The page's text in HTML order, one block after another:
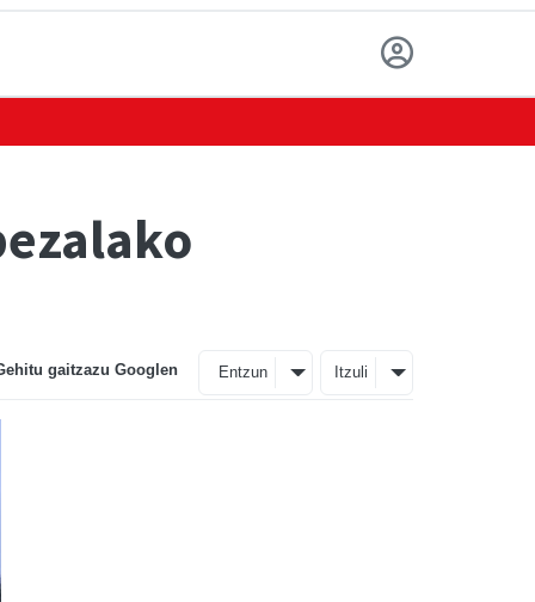
gaitzazu Googlen Entzun Itzuli